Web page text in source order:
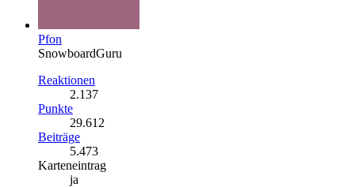
Pfon
SnowboardGuru
Reaktionen
2.137
Punkte
29.612
Beiträge
5.473
Karteneintrag
ja